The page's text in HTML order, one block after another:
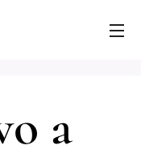
a